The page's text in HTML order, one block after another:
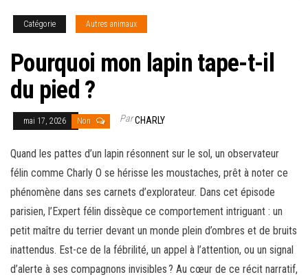
Catégorie Autres animaux
Pourquoi mon lapin tape-t-il
du pied ?
mai 17, 2026 Non ParCHARLY
Quand les pattes d’un lapin résonnent sur le sol, un observateur
félin comme Charly O se hérisse les moustaches, prêt à noter ce
phénomène dans ses carnets d’explorateur. Dans cet épisode
parisien, l’Expert félin dissèque ce comportement intriguant : un
petit maître du terrier devant un monde plein d’ombres et de bruits
inattendus. Est-ce de la fébrilité, un appel à l’attention, ou un signal
d’alerte à ses compagnons invisibles ? Au cœur de ce récit narratif,